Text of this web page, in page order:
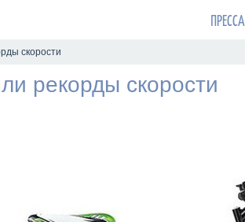
ПРЕССА
скорости
рекорды скорости